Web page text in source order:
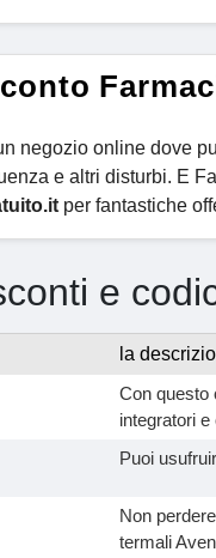
negozio online dove
e altri disturbi. E
per fantastiche
e
la
Con questo
integratori
Puoi
Non
termali